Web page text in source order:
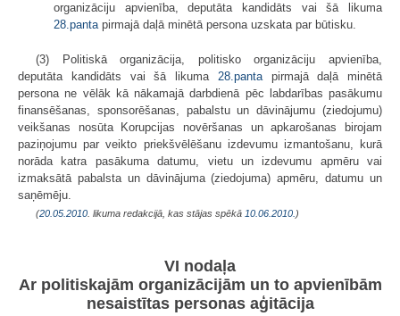
organizāciju apvienība, deputāta kandidāts vai šā likuma
28.pantapirmajā daļā minētā persona uzskata par būtisku.
(3) Politiskā organizācija, politisko organizāciju apvienība,
deputāta kandidāts vai šā likuma 28.pantapirmajā daļā minētā
persona ne vēlāk kā nākamajā darbdienā pēc labdarības pasākumu
finansēšanas, sponsorēšanas, pabalstu un dāvinājumu (ziedojumu)
veikšanas nosūta Korupcijas novēršanas un apkarošanas birojam
paziņojumu par veikto priekšvēlēšanu izdevumu izmantošanu, kurā
norāda katra pasākuma datumu, vietu un izdevumu apmēru vai
izmaksātā pabalsta un dāvinājuma (ziedojuma) apmēru, datumu un
saņēmēju.
(20.05.2010 . likuma redakcijā, kas stājas spēkā 10.06.2010. )
VI nodaļa
Ar politiskajām organizācijām un to apvienībām
nesaistītas personas aģitācija